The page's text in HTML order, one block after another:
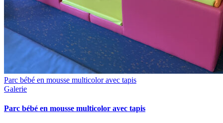
Parc bébé en mousse multicolor avec tapis
Galerie
Parc bébé en mousse multicolor avec tapis